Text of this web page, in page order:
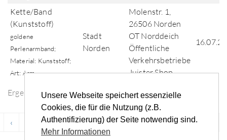
Unsere Webseite speichert essenzielle
Cookies, die für die Nutzung (z.B.
Authentifizierung) der Seite notwendig sind.
Mehr Informationen
Ergebnisse der Fundsuche
Kette/Band
(Kunststoff)
goldene
Perlenarmband;
Material: Kunststoff;
Art: Arm
Stadt
Norden
Molenstr. 1,
26506 Norden
OT Norddeich
Öffentliche
Verkehrsbetriebe
Juister Shop
‹ 149 150 151 152 153 ... ›